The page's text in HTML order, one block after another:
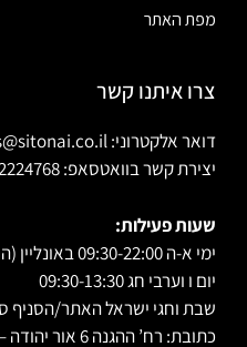
מפת האתר
צרו איתנו קשר
דואר אלקטרוני: sales@sitonai.co.il
יצירת קשר בוואטסאפ: 050-2224768 (לא בשבת וחגי ישראל)
שעות פעילות:
ימי א-ה 09:30-22:00 באונליין (החנות פעילה להגעה עד 19:00)
יום ו וערבי חג 09:30-13:30
שבת וחגי ישראל האתר/הסניף
כתובת: רח’ ההגנה 6 אור יהודה – אבי סופר